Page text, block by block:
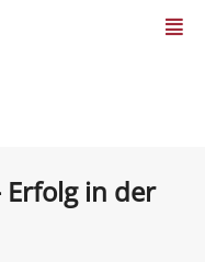
in der